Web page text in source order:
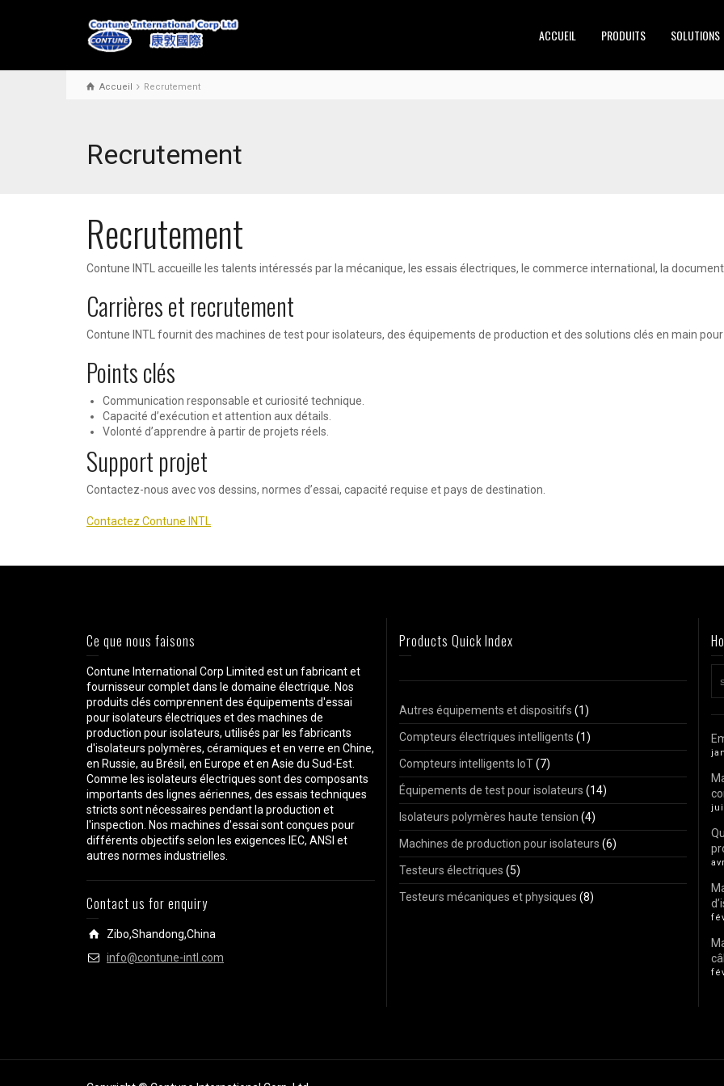
ACCUEIL PRODUITS SOLUTIONS
Accueil Recrutement
Recrutement
Recrutement
Contune INTL accueille les talents intéressés par la mécanique, les essais électriques, le commerce international, la
Carrières et recrutement
Contune INTL fournit des machines de test pour isolateurs, des équipements de production et des solutions clés en main
Points clés
Communication responsable et curiosité technique.
Capacité d’exécution et attention aux détails.
Volonté d’apprendre à partir de projets réels.
Support projet
Contactez-nous avec vos dessins, normes d’essai, capacité requise et pays de destination.
Contactez Contune INTL
Ce que nous faisons
Contune International Corp Limited est un fabricant et
fournisseur complet dans le domaine électrique. Nos
produits clés comprennent des équipements d'essai
pour isolateurs électriques et des machines de
production pour isolateurs, utilisés par les fabricants
d'isolateurs polymères, céramiques et en verre en Chine,
en Russie, au Brésil, en Europe et en Asie du Sud-Est.
Comme les isolateurs électriques sont des composants
importants des lignes aériennes, des essais techniques
stricts sont nécessaires pendant la production et
l'inspection. Nos machines d'essai sont conçues pour
différents objectifs selon les exigences IEC, ANSI et
autres normes industrielles.
Contact us for enquiry
Zibo,Shandong,China
info@contune-intl.com
Products Quick Index
Autres équipements et dispositifs (1)
Compteurs électriques intelligents (1)
Compteurs intelligents IoT(7)
Équipements de test pour isolateurs (14)
Isolateurs polymères haute tension (4)
Machines de production pour isolateurs (6)
Testeurs électriques (5)
Testeurs mécaniques et physiques (8)